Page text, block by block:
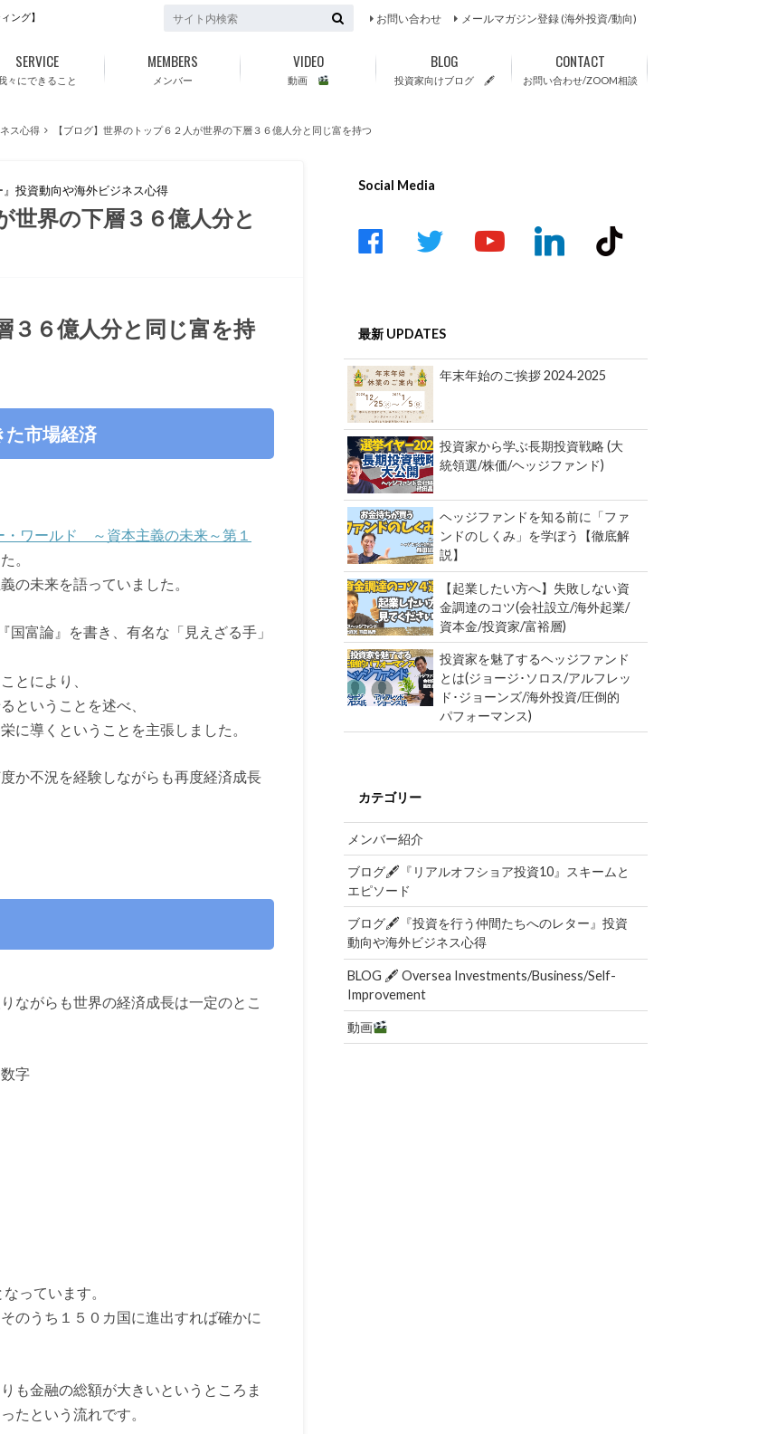
ング】 お問い合わせ メールマガジン登録 (海外投資/動向)
々にできること
SERVICE
メンバー
MEMBERS
動画
VIDEO
投資家向けブログ 🖋
BLOG
お問い合わせ/ZOOM相談
CONTACT
ス心得 【ブログ】世界のトップ６２人が世界の下層３６億人分と同じ富を持つ
投資動向や海外ビジネス心得
世界の下層３６億人分と
３６億人分と同じ富を持
た市場経済
・ワールド ～資本主義の未来～第１
。
の未来を語っていました。
富論』を書き、有名な「見えざる手」
とにより、
ということを述べ、
に導くということを主張しました。
か不況を経験しながらも再度経済成長
ながらも世界の経済成長は一定のとこ
字
っています。
のうち１５０カ国に進出すれば確かに
も金融の総額が大きいというところま
たという流れです。
Social Media
play
linkedin tiktok
最新 UPDATES
年末年始のご挨拶 2024‐2025
投資家から学ぶ長期投資戦略 (大
統領選/株価/ヘッジファンド)
ヘッジファンドを知る前に「ファ
ンドのしくみ」を学ぼう【徹底解
説】
【起業したい方へ】失敗しない資
金調達のコツ(会社設立/海外起業/
資本金/投資家/富裕層)
投資家を魅了するヘッジファンド
とは(ジョージ･ソロス/アルフレッ
ド･ジョーンズ/海外投資/圧倒的
パフォーマンス)
カテゴリー
メンバー紹介
ブログ🖋『リアルオフショア投資10』スキームと
エピソード
ブログ🖋『投資を行う仲間たちへのレター』投資
動向や海外ビジネス心得
BLOG 🖋 Oversea Investments/Business/Self-
Improvement
動画